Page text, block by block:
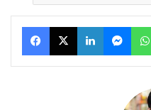
Facebook
X LinkedIn